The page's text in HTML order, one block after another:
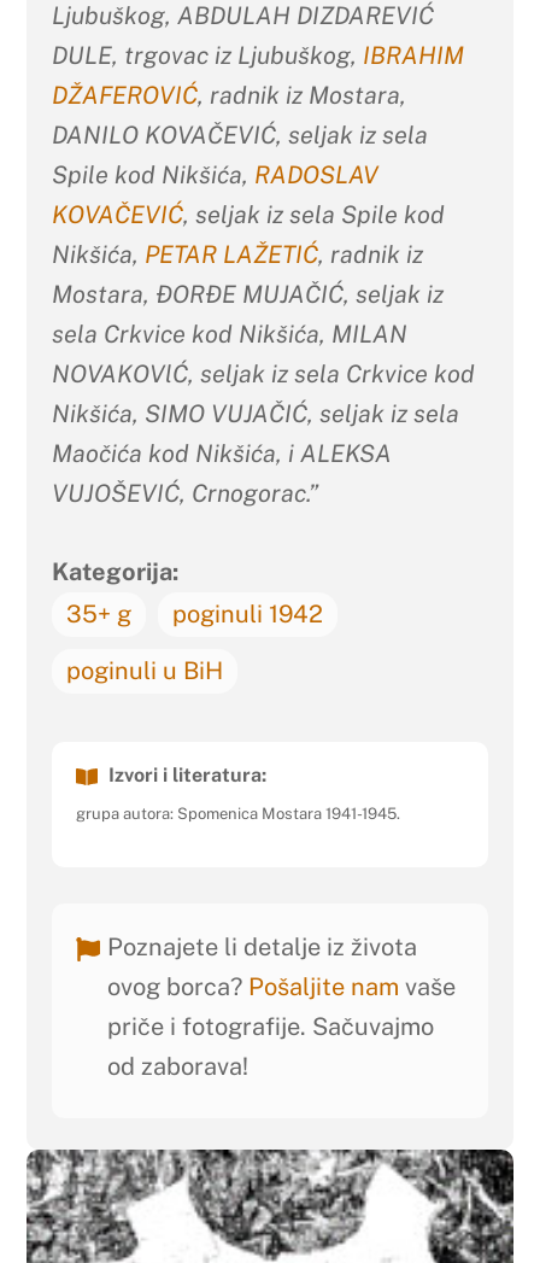
Ljubuškog, ABDULAH DIZDAREVIĆ
DULE, trgovac iz Ljubuškog, IBRAHIM
DŽAFEROVIĆ, radnik iz Mostara,
DANILO KOVAČEVIĆ, seljak iz sela
Spile kod Nikšića, RADOSLAV
KOVAČEVIĆ, seljak iz sela Spile kod
Nikšića, PETAR LAŽETIĆ, radnik iz
Mostara, ĐORĐE MUJAČIĆ, seljak iz
sela Crkvice kod Nikšića, MILAN
NOVAKOVlĆ, seljak iz sela Crkvice kod
Nikšića, SIMO VUJAČIĆ, seljak iz sela
Maočića kod Nikšića, i ALEKSA
VUJOŠEVIĆ, Crnogorac.”
Kategorija:
35+ g
poginuli 1942
poginuli u BiH
Izvori i literatura:
grupa autora: Spomenica Mostara 1941-1945.
Poznajete li detalje iz života
ovog borca? Pošaljite nam vaše
priče i fotografije. Sačuvajmo
od zaborava!